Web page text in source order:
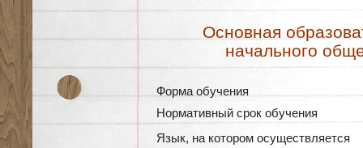
Основная
начального
Форма обучения
Нормативный срок обучения
Язык, на котором осуществляется